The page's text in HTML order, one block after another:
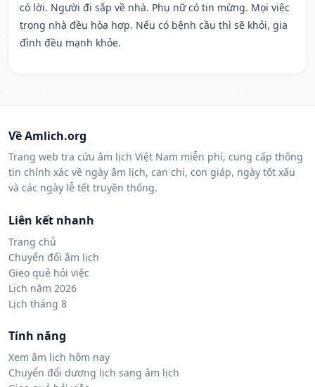
có lời. Người đi sắp về nhà. Phụ nữ có tin mừng. Mọi việc
trong nhà đều hòa hợp. Nếu có bệnh cầu thì sẽ khỏi, gia
đình đều mạnh khỏe.
Về Amlich.org
Trang web tra cứu âm lịch Việt Nam miễn phí, cung cấp thông
tin chính xác về ngày âm lịch, can chi, con giáp, ngày tốt xấu
và các ngày lễ tết truyền thống.
Liên kết nhanh
Trang chủ
Chuyển đổi âm lịch
Gieo quẻ hỏi việc
Lịch năm 2026
Lịch tháng 8
Tính năng
Xem âm lịch hôm nay
Chuyển đổi dương lịch sang âm lịch